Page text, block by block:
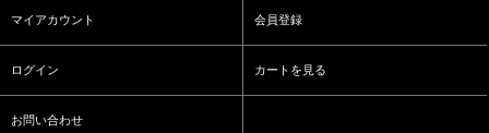
マイアカウント 会員登録
ログイン カートを見る
お問い合わせ